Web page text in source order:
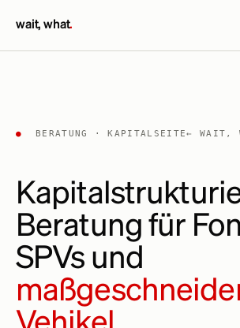
wait, what.
● BERATUNG · KAPITALSEITE← WAIT,
Beratung für
SPVs und